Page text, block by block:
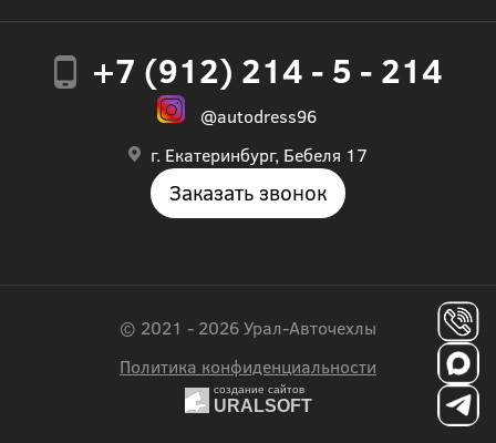
+7 (912) 214 - 5 - 214
@autodress96
г. Екатеринбург, Бебеля 17
Заказать звонок
© 2021 - 2026 Урал-Авточехлы
Политика конфиденциальности
создание сайтов
URALSOFT